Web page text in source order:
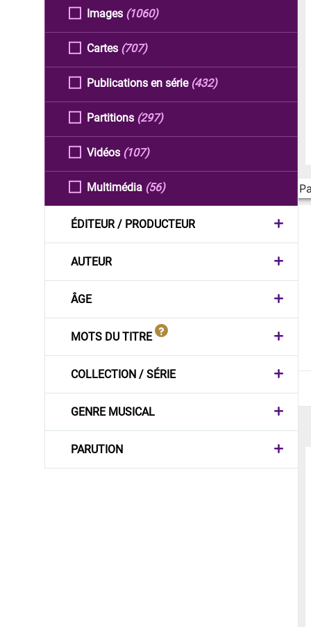
Images (1060)
Cartes (707)
Publications en série (432)
Partitions (297)
Vidéos (107)
Multimédia (56)
ÉDITEUR / PRODUCTEUR
AUTEUR
ÂGE
MOTS DU TITRE
COLLECTION / SÉRIE
GENRE MUSICAL
PARUTION